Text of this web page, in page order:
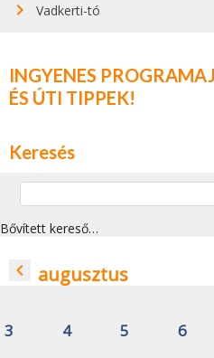
Vadkerti-tó
INGYENES
ÉS ÚTI TIPPEK!
Keresés
Bővített kereső…
navigate_before augusztus
3
4 5 6